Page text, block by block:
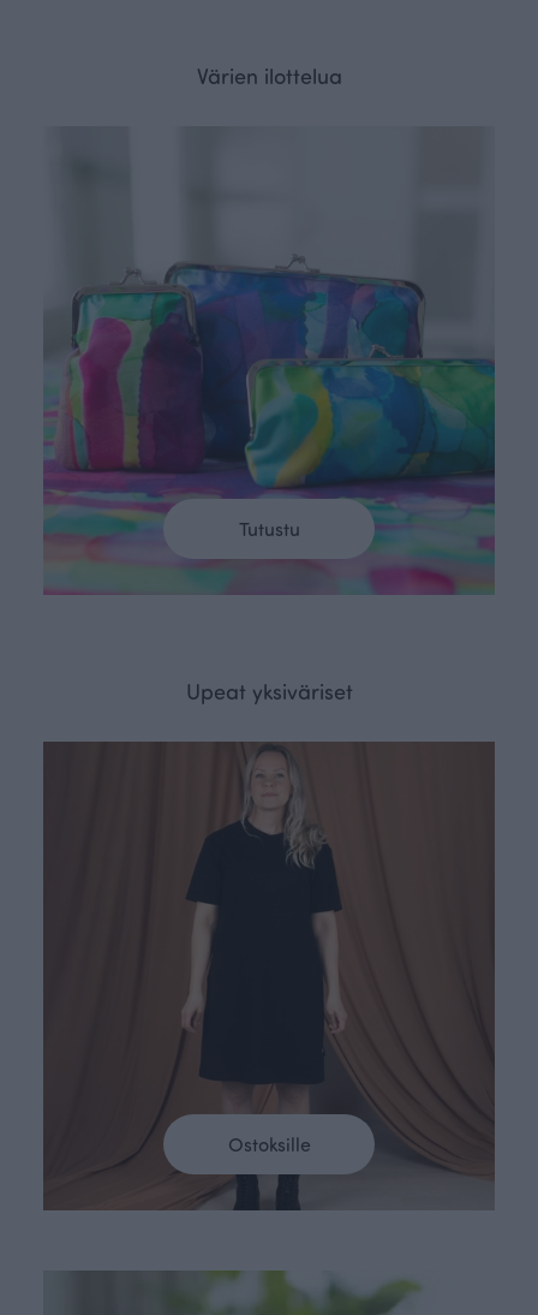
Värien ilottelua
Tutustu
Upeat yksiväriset
Ostoksille